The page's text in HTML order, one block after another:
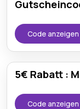
Code anzeigen
5€ Rabatt :
Code anzeigen